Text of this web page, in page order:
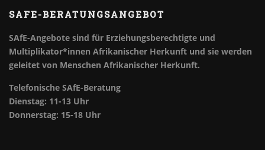
SAFE-BERATUNGSANGEBOT
SAfE-Angebote sind für Erziehungsberechtigte und
Multiplikator*innen Afrikanischer Herkunft und sie werden
geleitet von Menschen Afrikanischer Herkunft.
Telefonische SAfE-Beratung
Dienstag: 11-13 Uhr
Donnerstag: 15-18 Uhr